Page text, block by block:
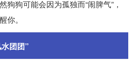
狗狗可能会因为孤独而“闹脾气”，
你。
团团”